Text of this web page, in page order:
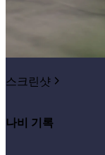
스크린샷
나비 기록